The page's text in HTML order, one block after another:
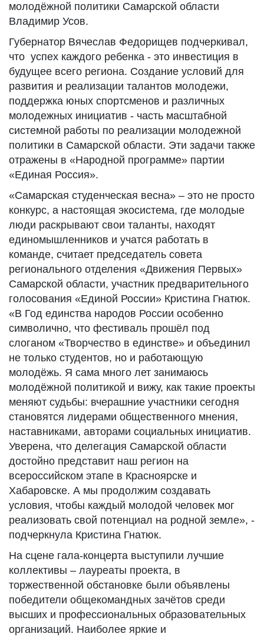
молодёжной политики Самарской области
Владимир Усов.
Губернатор Вячеслав Федорищев подчеркивал,
что успех каждого ребенка - это инвестиция в
будущее всего региона. Создание условий для
развития и реализации талантов молодежи,
поддержка юных спортсменов и различных
молодежных инициатив - часть масштабной
системной работы по реализации молодежной
политики в Самарской области. Эти задачи также
отражены в «Народной программе» партии
«Единая Россия».
«Самарская студенческая весна» – это не просто
конкурс, а настоящая экосистема, где молодые
люди раскрывают свои таланты, находят
единомышленников и учатся работать в
команде, считает председатель совета
регионального отделения «Движения Первых»
Самарской области, участник предварительного
голосования «Единой России» Кристина Гнатюк.
«В Год единства народов России особенно
символично, что фестиваль прошёл под
слоганом «Творчество в единстве» и объединил
не только студентов, но и работающую
молодёжь. Я сама много лет занимаюсь
молодёжной политикой и вижу, как такие проекты
меняют судьбы: вчерашние участники сегодня
становятся лидерами общественного мнения,
наставниками, авторами социальных инициатив.
Уверена, что делегация Самарской области
достойно представит наш регион на
всероссийском этапе в Красноярске и
Хабаровске. А мы продолжим создавать
условия, чтобы каждый молодой человек мог
реализовать свой потенциал на родной земле», -
подчеркнула Кристина Гнатюк.
На сцене гала‑концерта выступили лучшие
коллективы – лауреаты проекта, в
торжественной обстановке были объявлены
победители общекомандных зачётов среди
высших и профессиональных образовательных
организаций. Наиболее яркие и